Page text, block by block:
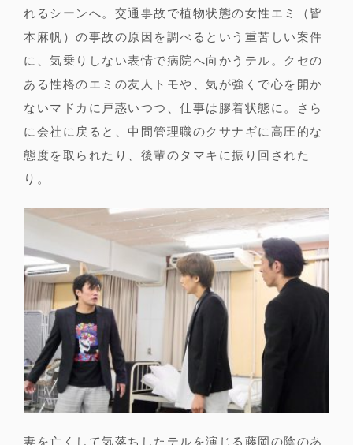
れるシーンへ。交通事故で植物状態の女性エミ（皆
本麻帆）の事故の原因を調べるという重苦しい案件
に、気乗りしない表情で病院へ向かうテル。クセの
ある性格のエミの友人トモや、気が強くで心を開か
ないマドカに戸惑いつつ、仕事は膠着状態に。さら
に会社に戻ると、中間管理職のクサナギに高圧的な
態度を取られたり、後輩のタマキに振り回された
り。
妻を亡くして気落ちしたテルを演じる藤岡の陰のあ